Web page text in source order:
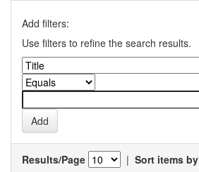
Add filters:
Use filters to refine the search results.
Results/Page | Sort items by